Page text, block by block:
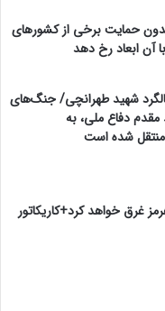
حمایت برخی از کشورهای
آن ابعاد رخ دهد
شهید طهرانچی/ جنگ‌های
دفاع ملی، به
منتقل شده است
غرق خواهد کرد+کاریکاتور